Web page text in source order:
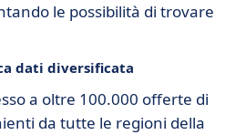
le possibilità di trovare
dati diversificata
a oltre 100.000 offerte di
da tutte le regioni della